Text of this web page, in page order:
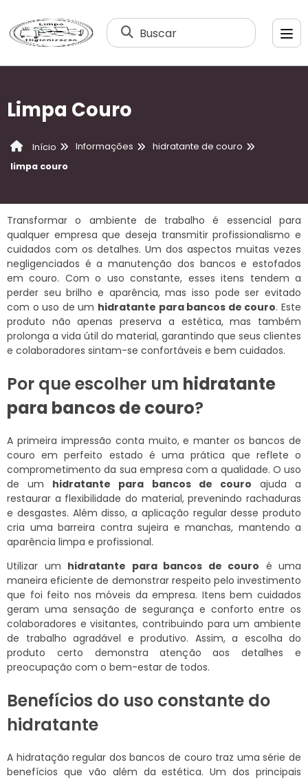
Buscar
Limpa Couro
Início Informações
hidratante de couro
limpa couro
Transformar o ambiente de trabalho é essencial para
qualquer empresa que deseja transmitir profissionalismo e
cuidados com os detalhes. Um dos aspectos muitas vezes
negligenciados é a manutenção dos bancos e estofados
em couro. Com o uso constante, esses itens tendem a
perder seu brilho e aparência, mas isso pode ser evitado
com o uso de um hidratante para bancos de couro. Este
produto não apenas preserva a estética, mas também
prolonga a vida útil do material, garantindo que seus clientes
e colaboradores sintam-se confortáveis e bem cuidados.
Por que escolher um hidratante
para bancos de couro?
A primeira impressão conta muito, e manter os bancos de
couro em perfeito estado é uma prática que reflete o
comprometimento da sua empresa com a qualidade. O uso
de um hidratante para bancos de couro ajuda a
restaurar a flexibilidade do material, prevenindo rachaduras
e desgastes. Além disso, a aplicação regular desse produto
cria uma barreira contra sujeira e manchas, mantendo a
aparência limpa e profissional.
Utilizar um hidratante para bancos de couro é uma
maneira eficiente de demonstrar respeito pelo investimento
que foi feito nos móveis da empresa. Itens bem cuidados
geram uma sensação de segurança e conforto entre os
colaboradores e visitantes, contribuindo para um ambiente
de trabalho agradável e produtivo. Assim, a escolha do
produto certo demonstra atenção aos detalhes e
preocupação com o bem-estar de todos.
Benefícios do uso constante do
hidratante
A hidratação regular dos bancos de couro traz uma série de
benefícios que vão além da estética. Um dos principais